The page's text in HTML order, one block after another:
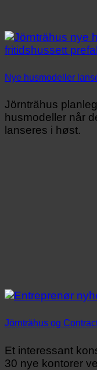
Nye husmodeller
Jörnträhus
husmodeller når
lanseres i høst.
Jörnträhus og
Et interessant
30 nye kontorer